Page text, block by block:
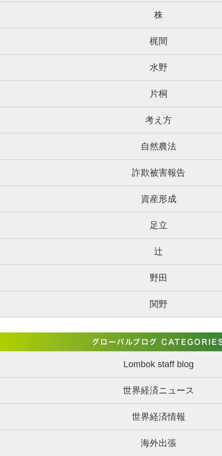
株
梶間
水野
片桐
考え方
自然農法
詐欺被害報告
資産形成
足立
辻
野田
関野
Lombok staff blog
世界経済ニュース
世界経済情報
海外出張